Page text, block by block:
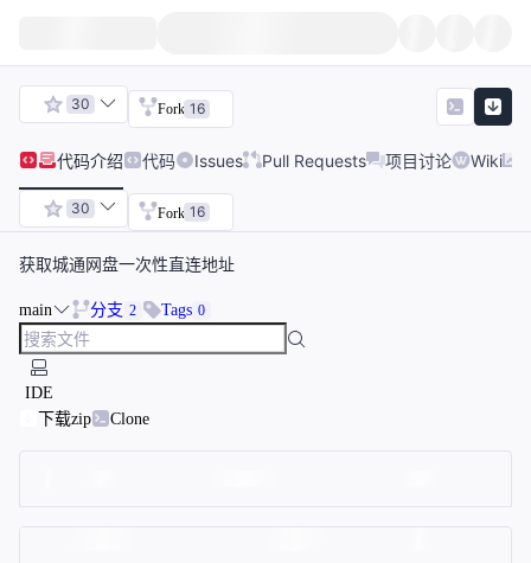
30 Fork 16
代码介绍 代码 Issues Pull Requests 项目讨论 Wiki
30 Fork 16
获取城通网盘一次性直连地址
main 分支 2 Tags 0
IDE
下载zip
Clone